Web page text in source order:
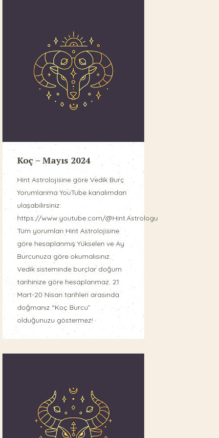
Koç – Mayıs 2024
Hint Astrolojisine göre Vedik Burç
Yorumlarıma YouTube kanalımdan
ulaşabilirsiniz:
https://www.youtube.com/@Hint.Astrologu
Tüm yorumları Hint Astrolojisine
göre hesaplanmış Yükselen ve Ay
Burcunuza göre okumalısınız.
Vedik sisteminde burçlar doğum
tarihinize göre hesaplanmaz. 21
Mart-20 Nisan tarihleri arasında
doğmanız “Koç Burcu”
olduğunuzu göstermez!